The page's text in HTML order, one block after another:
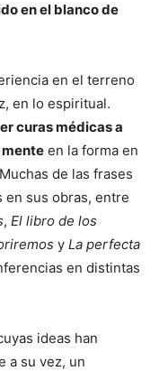
en el blanco de
en el terreno
en lo espiritual.
curas médicas a
en la forma en
de las frases
en sus obras, entre
, El libro de los
y La perfecta
en distintas
ideas han
a su vez, un